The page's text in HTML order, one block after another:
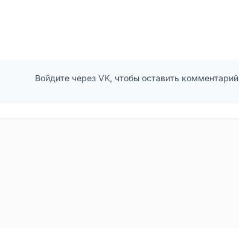
Войдите через VK, чтобы оставить комментарий